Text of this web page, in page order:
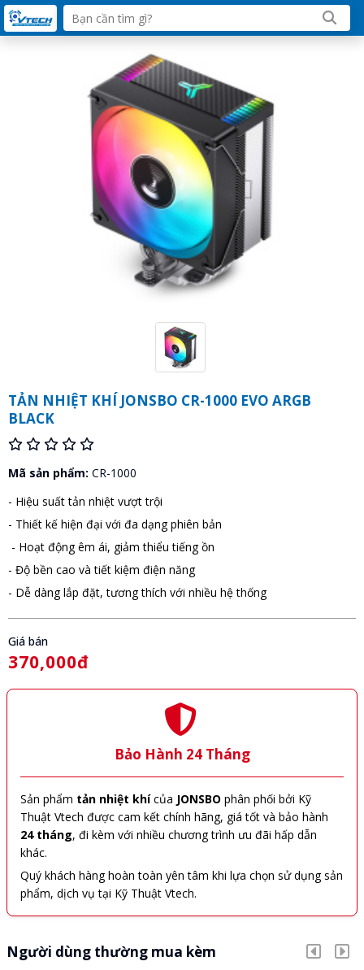
TẢN NHIỆT KHÍ JONSBO CR-1000 EVO ARGB
BLACK
Mã sản phẩm: CR-1000
- Hiệu suất tản nhiệt vượt trội
- Thiết kế hiện đại với đa dạng phiên bản
- Hoạt động êm ái, giảm thiểu tiếng ồn
- Độ bền cao và tiết kiệm điện năng
- Dễ dàng lắp đặt, tương thích với nhiều hệ thống
Giá bán
370,000đ
Bảo Hành 24 Tháng
Sản phẩm tản nhiệt khícủa JONSBO phân phối bởi Kỹ
Thuật Vtech được cam kết chính hãng, giá tốt và bảo hành
24 tháng, đi kèm với nhiều chương trình ưu đãi hấp dẫn
khác.
Quý khách hàng hoàn toàn yên tâm khi lựa chọn sử dụng sản
phẩm, dịch vụ tại Kỹ Thuật Vtech.
Người dùng thường mua kèm